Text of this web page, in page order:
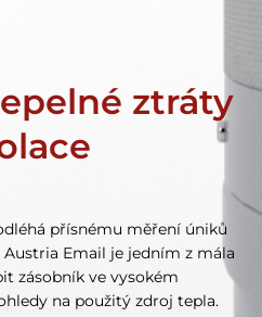
ztráty
přísnému měření úniků
Email je jedním z mála
zásobník ve vysokém
na použitý zdroj tepla.